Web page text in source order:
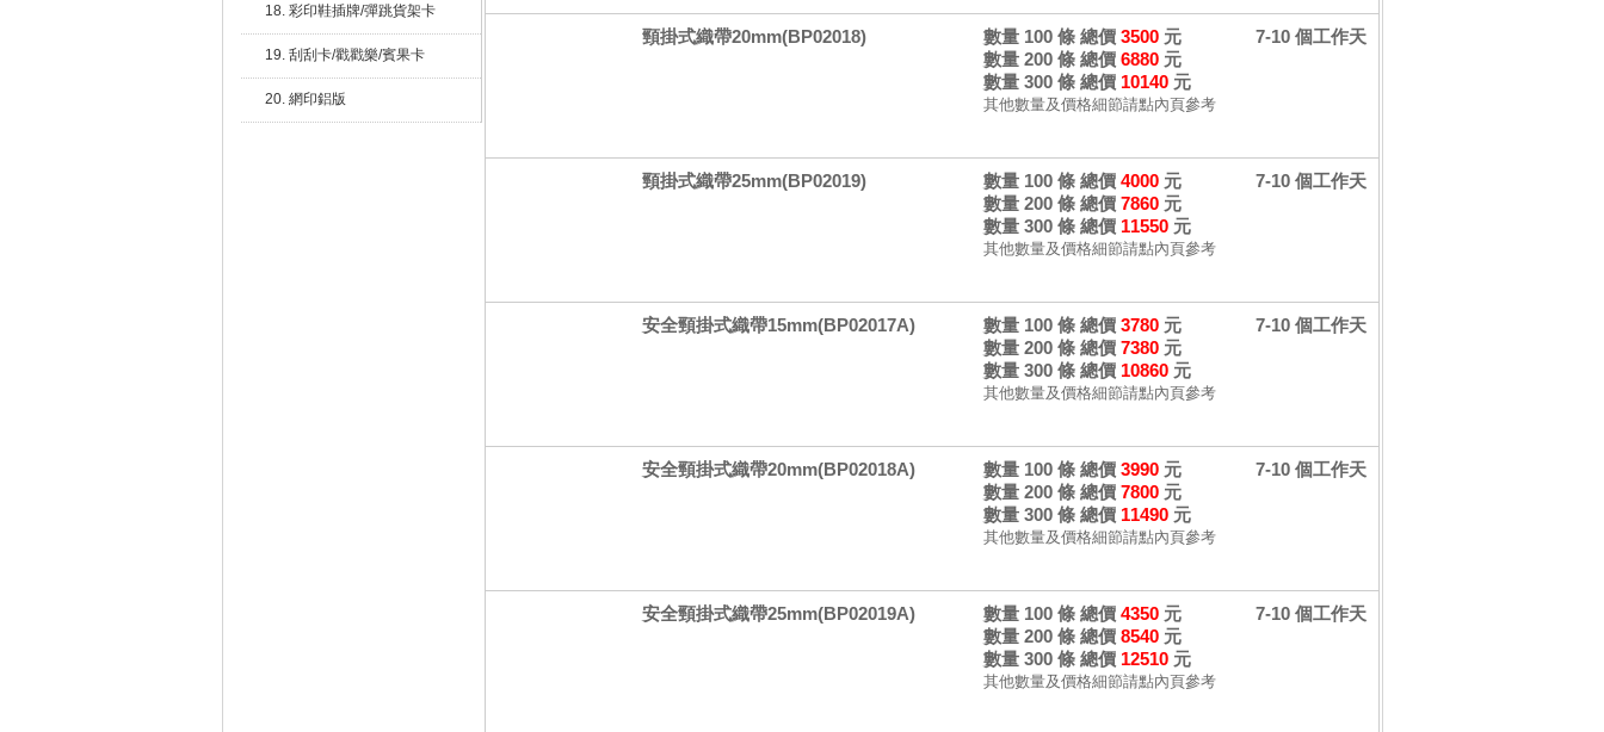
18. 彩印鞋插牌/彈跳貨架卡
19. 刮刮卡/戳戳樂/賓果卡
20. 網印鋁版
頸掛式織帶20mm(BP02018) 數量 100 條 總價 3500元
數量 200 條 總價 6880元
數量 300 條 總價 10140元
其他數量及價格細節請點內頁參考
7-10 個工作天
頸掛式織帶25mm(BP02019) 數量 100 條 總價 4000元
數量 200 條 總價 7860元
數量 300 條 總價 11550元
其他數量及價格細節請點內頁參考
7-10 個工作天
安全頸掛式織帶15mm(BP02017A) 數量 100 條 總價 3780元
數量 200 條 總價 7380元
數量 300 條 總價 10860元
其他數量及價格細節請點內頁參考
7-10 個工作天
安全頸掛式織帶20mm(BP02018A) 數量 100 條 總價 3990元
數量 200 條 總價 7800元
數量 300 條 總價 11490元
其他數量及價格細節請點內頁參考
7-10 個工作天
安全頸掛式織帶25mm(BP02019A) 數量 100 條 總價 4350元
數量 200 條 總價 8540元
數量 300 條 總價 12510元
其他數量及價格細節請點內頁參考
7-10 個工作天